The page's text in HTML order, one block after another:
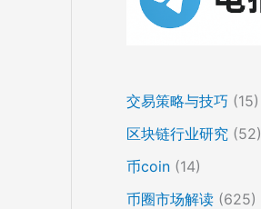
交易策略与技巧 (15)
区块链行业研究 (52)
币coin (14)
币圈市场解读 (625)